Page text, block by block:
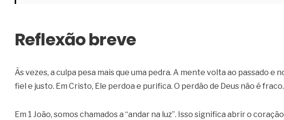
Reflexão breve
Às vezes, a culpa pesa mais que uma pedra. A mente volta ao passado e
fiel e justo. Em Cristo, Ele perdoa e purifica. O perdão de Deus não é
Em 1 João, somos chamados a “andar na luz”. Isso significa abrir o